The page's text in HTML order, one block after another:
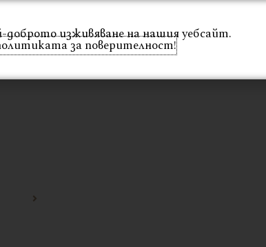
Каталог Проекти Общи условия
доброто изживяване на нашия уебсайт.
за поверителност!